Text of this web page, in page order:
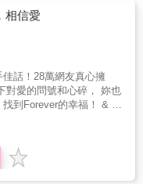
其實什麼都沒有。──摘
務人員，林靜如看盡了愛
人們面對法律時的驚慌
柔的同理、正義的犀
愛，極能打動女人心。
還有許許多多同樣的
到未來，會陪你在一
是此時陪在你身邊的人
第三個人〉 當愛已成
，有愛才有痛。──摘自
高興，還是我行我素，直
手的導火線。 & &&
好聽是同心協力，但每
論是開便利商店或經營
意，在店裡或辦公室也
很難分清楚，角色的轉
指揮員工或大刀闊斧刪
幹威風的一面，溫柔婉
夫妻也可能因意見不合而
總是想佔上風，若妻子
，為了顧全大局，敢怒
邊讀邊點頭如搗蒜，笑中
姻的真相是這樣
姻生活裡的點滴，閱讀
姻紀實旅程」，旅程中
觀衝突不斷，然而伴隨
閱讀每章每頁都會讓人
。 & 本書絕對犀
★根本沒有完
的婚姻是妳和老公共同打
& ★新人很甜
相信愛
話！28萬網友真心擁
到Forever的幸福！ & 在
淪陷，
開闊的